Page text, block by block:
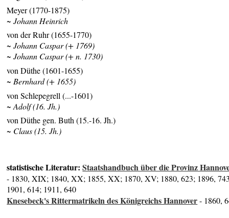
Meyer (1770-1875)
~ Johann Heinrich
von der Ruhr (1655-1770)
~ Johann Caspar (+ 1769)
~ Johann Caspar (+ n. 1730)
von Düthe (1601-1655)
~ Bernhard (+ 1655)
von Schlepegrell (...-1601)
~ Adolf (16. Jh.)
von Düthe gen. Buth (15.-16. Jh.)
~ Claus (15. Jh.)
statistische Literatur:Staatshandbuch über die Provinz
- 1830, XIX; 1840, XX; 1855, XX; 1870, XV; 1880, 623; 1896,
1901, 614; 1911, 640
Knesebeck's Rittermatrikeln des Königreichs Hannover- 1860,